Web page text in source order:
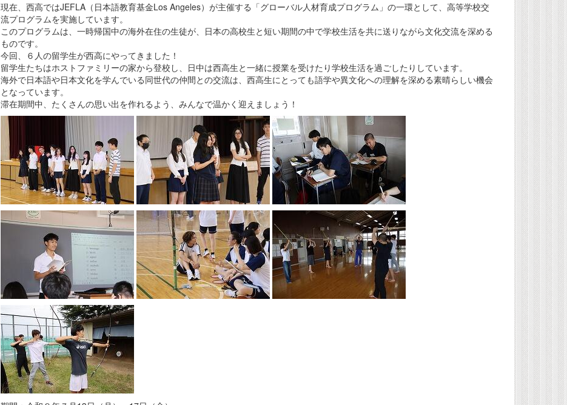
現在、西高ではJEFLA（日本語教育基金Los Angeles）が主催する「グローバル人材育成プログラム」の一環として、高等学校交
流プログラムを実施しています。
このプログラムは、一時帰国中の海外在住の生徒が、日本の高校生と短い期間の中で学校生活を共に送りながら文化交流を深める
ものです。
今回、６人の留学生が西高にやってきました！
留学生たちはホストファミリーの家から登校し、日中は西高生と一緒に授業を受けたり学校生活を過ごしたりしています。
海外で日本語や日本文化を学んでいる同世代の仲間との交流は、西高生にとっても語学や異文化への理解を深める素晴らしい機会
となっています。
滞在期間中、たくさんの思い出を作れるよう、みんなで温かく迎えましょう！